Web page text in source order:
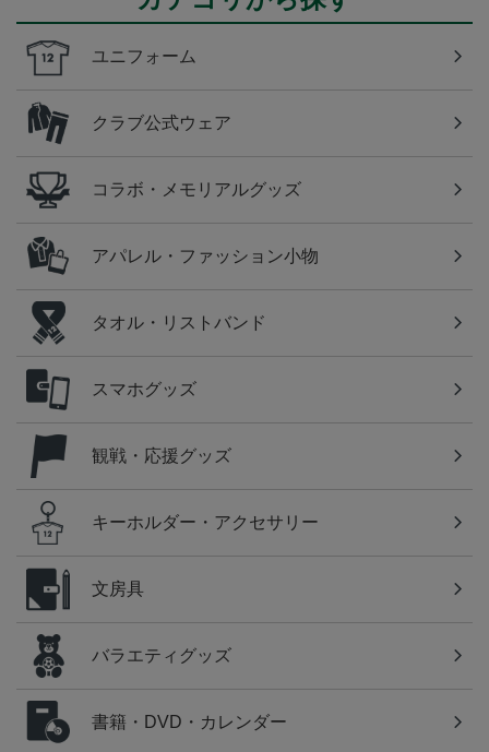
ユニフォーム
クラブ公式ウェア
コラボ・メモリアルグッズ
アパレル・ファッション小物
タオル・リストバンド
スマホグッズ
観戦・応援グッズ
キーホルダー・アクセサリー
文房具
バラエティグッズ
書籍・DVD・カレンダー